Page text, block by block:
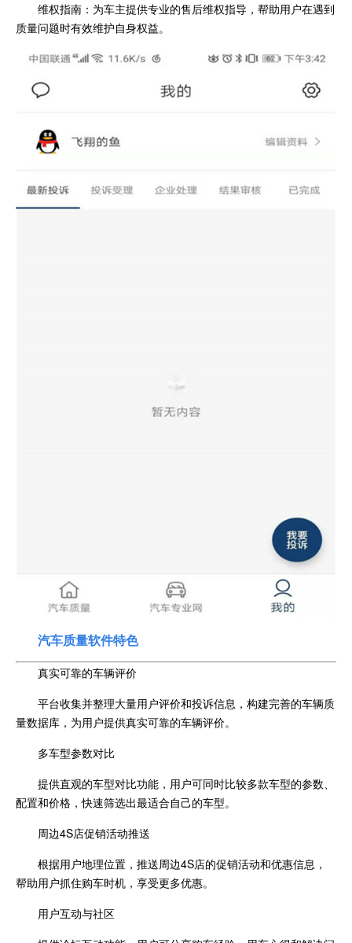
维权指南：为车主提供专业的售后维权指导，帮助用户在遇到
质量问题时有效维护自身权益。
汽车质量软件特色
真实可靠的车辆评价
平台收集并整理大量用户评价和投诉信息，构建完善的车辆质
量数据库，为用户提供真实可靠的车辆评价。
多车型参数对比
提供直观的车型对比功能，用户可同时比较多款车型的参数、
配置和价格，快速筛选出最适合自己的车型。
周边4S店促销活动推送
根据用户地理位置，推送周边4S店的促销活动和优惠信息，
帮助用户抓住购车时机，享受更多优惠。
用户互动与社区